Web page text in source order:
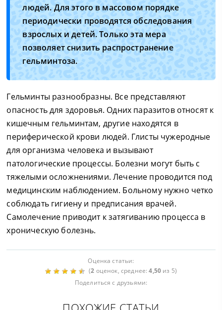
людей. Для этого в массовом порядке
периодически проводятся обследования
взрослых и детей. Только эта мера
позволяет снизить распространение
гельминтоза.
Гельминты разнообразны. Все представляют
опасность для здоровья. Одних паразитов относят к
кишечным гельминтам, другие находятся в
периферической крови людей. Глисты чужеродные
для организма человека и вызывают
патологические процессы. Болезни могут быть с
тяжелыми осложнениями. Лечение проводится под
медицинским наблюдением. Больному нужно четко
соблюдать гигиену и предписания врачей.
Самолечение приводит к затягиванию процесса в
хроническую болезнь.
Оценка статьи:
(2 оценок, среднее:4,50 из 5)
Поделиться с друзьями: